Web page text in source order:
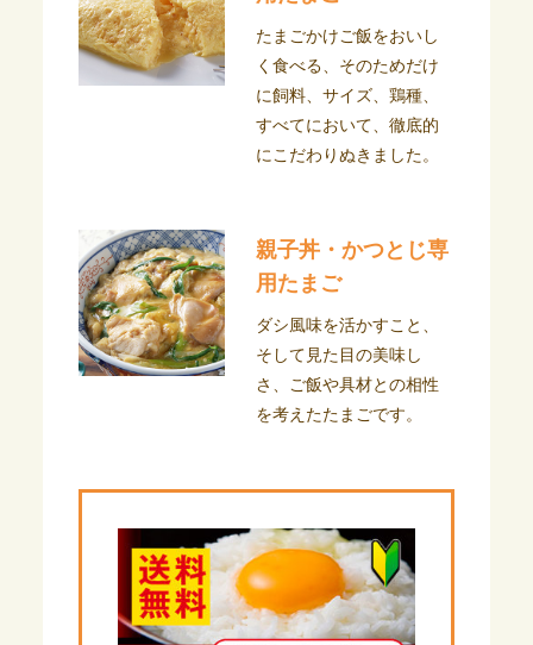
たまごかけご飯をおいし
く食べる、そのためだけ
に飼料、サイズ、鶏種、
すべてにおいて、徹底的
にこだわりぬきました。
親子丼・かつとじ専
用たまご
ダシ風味を活かすこと、
そして見た目の美味し
さ、ご飯や具材との相性
を考えたたまごです。